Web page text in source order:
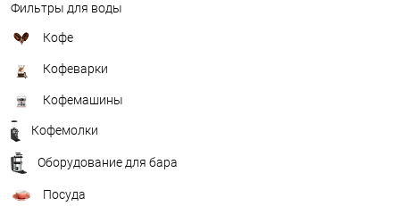
Фильтры для воды
Кофе
Кофеварки
Кофемашины
Кофемолки
Оборудование для бара
Посуда